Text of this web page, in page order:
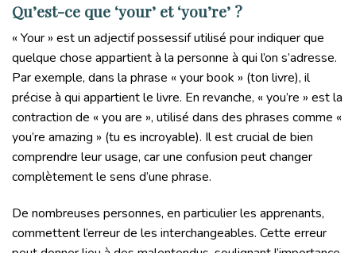
Qu’est-ce que ‘your’ et ‘you’re’ ?
« Your » est un adjectif possessif utilisé pour indiquer que
quelque chose appartient à la personne à qui l’on s’adresse.
Par exemple, dans la phrase « your book » (ton livre), il
précise à qui appartient le livre. En revanche, « you’re » est la
contraction de « you are », utilisé dans des phrases comme «
you’re amazing » (tu es incroyable). Il est crucial de bien
comprendre leur usage, car une confusion peut changer
complètement le sens d’une phrase.
De nombreuses personnes, en particulier les apprenants,
commettent l’erreur de les interchangeables. Cette erreur